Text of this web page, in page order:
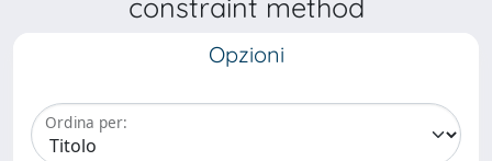
constraint method
Opzioni
Ordina per: